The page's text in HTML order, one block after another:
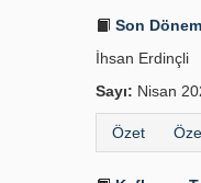
Son
İhsan Erdinçli
Sayı: Nisan
Özet